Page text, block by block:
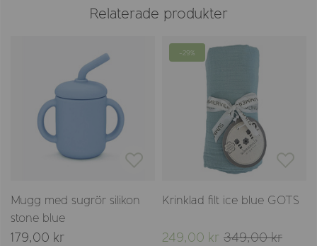
Relaterade produkter
Mugg med sugrör silikon
stone blue
179,00 kr
-29%
Krinklad filt ice blue GOTS
249,00 kr 349,00 kr